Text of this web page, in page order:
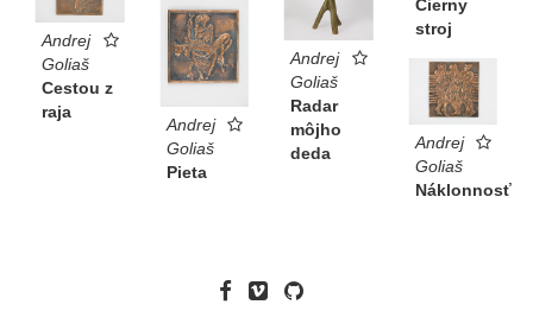
Čierny
stroj
Andrej
Goliaš
Radar
môjho
deda
Andrej
Goliaš
Cestou z
raja
Andrej
Goliaš
Pieta
Andrej
Goliaš
Náklonnosť